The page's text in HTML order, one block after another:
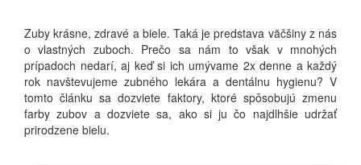
Zuby krásne, zdravé a biele. Taká je predstava väčšiny z nás
o vlastných zuboch. Prečo sa nám to však v mnohých
prípadoch nedarí, aj keď si ich umývame 2x denne a každý
rok navštevujeme zubného lekára a dentálnu hygienu? V
tomto článku sa dozviete faktory, ktoré spôsobujú zmenu
farby zubov a dozviete sa, ako si ju čo najdlhšie udržať
prirodzene bielu.